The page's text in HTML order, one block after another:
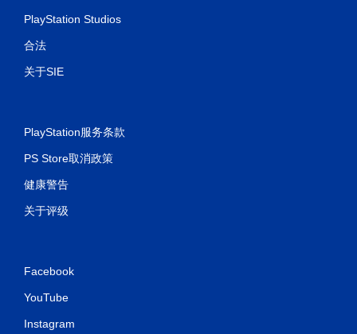
PlayStation Studios
合法
关于SIE
PlayStation服务条款
PS Store取消政策
健康警告
关于评级
Facebook
YouTube
Instagram